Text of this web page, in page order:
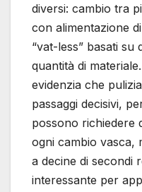
diversi: cambio tra
con alimentazione
“vat-less” basati su
quantità di
evidenzia che
passaggi decisivi,
possono richiedere
ogni cambio vasca,
a decine di secondi
interessante per